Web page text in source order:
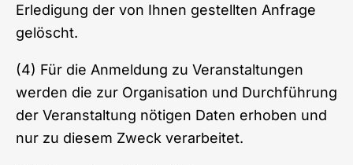
Erledigung der von Ihnen gestellten Anfrage
gelöscht.
(4) Für die Anmeldung zu Veranstaltungen
werden die zur Organisation und Durchführung
der Veranstaltung nötigen Daten erhoben und
nur zu diesem Zweck verarbeitet.